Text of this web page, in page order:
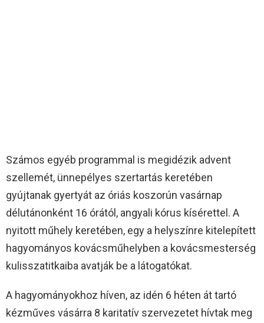
Számos egyéb programmal is megidézik advent
szellemét, ünnepélyes szertartás keretében
gyújtanak gyertyát az óriás koszorún vasárnap
délutánonként 16 órától, angyali kórus kísérettel. A
nyitott műhely keretében, egy a helyszínre kitelepített
hagyományos kovácsműhelyben a kovácsmesterség
kulisszatitkaiba avatják be a látogatókat.
A hagyományokhoz híven, az idén 6 héten át tartó
kézműves vásárra 8 karitatív szervezetet hívtak meg